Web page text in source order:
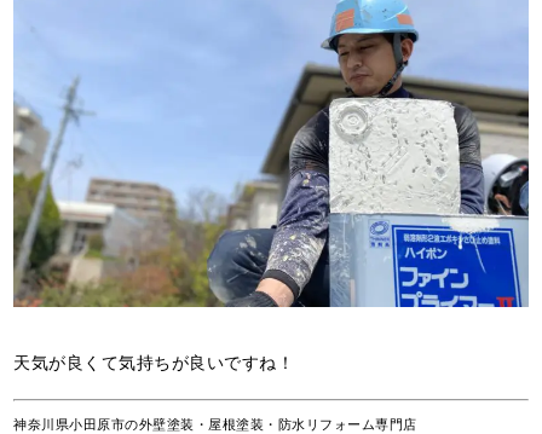
天気が良くて気持ちが良いですね！
神奈川県小田原市の外壁塗装・屋根塗装・防水リフォーム専門店